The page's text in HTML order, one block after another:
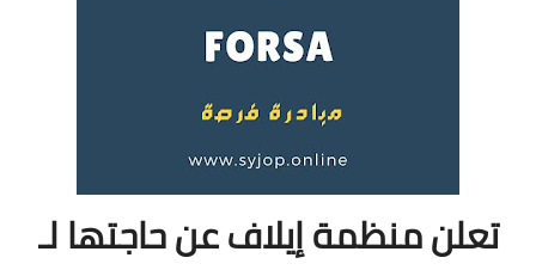
تعلن منظمة إيلاف عن حاجتها لـ